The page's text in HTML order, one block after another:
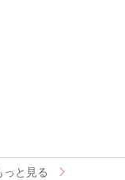
っと見る